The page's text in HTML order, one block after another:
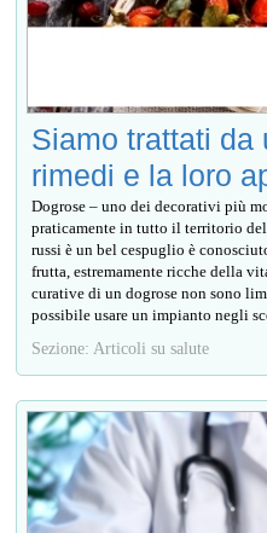
Siamo trattati da
rimedi e la loro
Dogrose – uno dei decorativi più
praticamente in tutto il territorio
russi è un bel cespuglio è
frutta, estremamente ricche della
curative di un dogrose non sono
possibile usare un impianto negli
Sezione: Articoli su salute